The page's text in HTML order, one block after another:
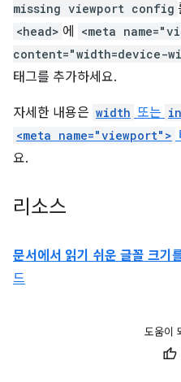
missing viewport config
<head> 에
<meta
태그를 추가하세요.
자세한 내용은 width 또는
<meta name="viewport">
요.
리소스
문서에서 읽기 쉬운 글꼴 크기
드
도움이